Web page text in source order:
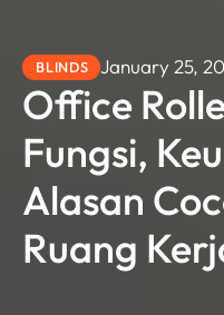
BLINDS January 25,
Office
Fungsi,
Alasan
Ruang